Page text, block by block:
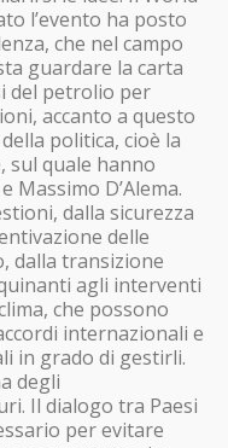
l’evento ha posto
che nel campo
guardare la carta
del petrolio per
accanto a questo
politica, cioè la
sul quale hanno
Massimo D’Alema.
dalla sicurezza
delle
dalla transizione
agli interventi
che possono
internazionali e
in grado di gestirli.
degli
Il dialogo tra Paesi
per evitare